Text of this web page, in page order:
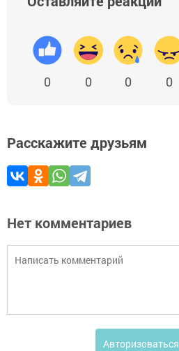
0 0 0 0
Расскажите друзьям
Нет комментариев
Авторизоваться